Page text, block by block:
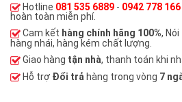
Hotline 081 535 6889 - 0942 778 166
hoàn toàn miễn phí.
Cam kết hàng chính hãng 100%, Nói
hàng nhái, hàng kém chất lượng.
Giao hàng tận nhà, thanh toán khi
Hỗ trợ Đổi trả hàng trong vòng 7